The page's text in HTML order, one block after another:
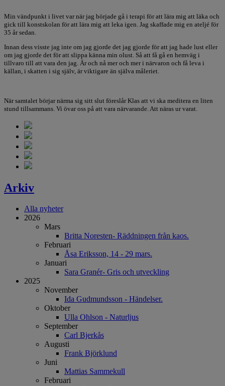
Min vändpunkt i livet var när jag började gå i terapi för att lära mig att läka och
gick till konstskolan för att lära mig att leka igen. Jag skaffade mig en ateljé för
35 år sedan.
Innan dess visste jag inte om jag gjorde det jag gjorde för att jag hade lust eller
om jag gjorde det för att slippa känna min olust. Så att få gå en hemväg i
tillvaro till att vara den jag. Är och nå mer och mer i närvaron och få leva i
källan, i skatten i sig själv, är viktigare än själva måleriet.
När samtalet börjar närma sig sitt slut föreslår Klas att vi ska meditera en liten
stund tillsammans. Vi övar oss på att vara närvarande. Att näras ur varat.
Arkiv
Alla nyheter
2026
Mars
Britta Noresten- Räddningen från kaos.
Februari
Åsa Eriksson, 14 - 29 mars.
Januari
Sara Granér- Gris och utveckling
2025
November
Ida Gudmundsson - Händelser.
Oktober
Ulla Ohlson - Naturljus
September
Carl Bjerkås
Augusti
Frank Björklund
Juni
Mattias Sammekull
Februari